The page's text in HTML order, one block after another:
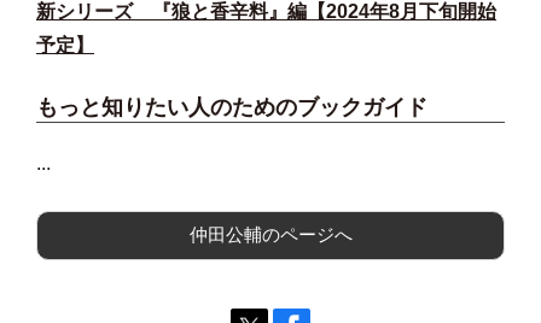
新シリーズ 『狼と香辛料』編【2024年8月下旬開始
予定】
もっと知りたい人のためのブックガイド
...
仲田公輔のページへ